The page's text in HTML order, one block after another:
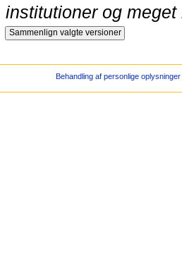
institutioner og
Behandling af personlige oplysninger